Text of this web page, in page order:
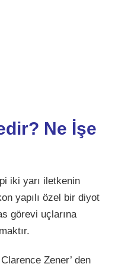
Ne İşe
iki yarı iletkenin
yapılı özel bir diyot
görevi uçlarına
Zener’ den